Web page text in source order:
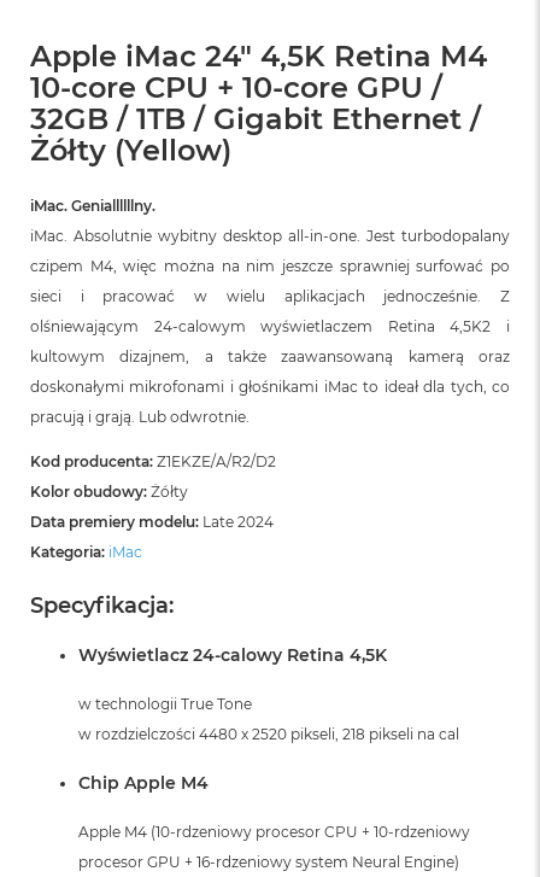
Apple iMac 24" 4,5K Retina M4
10-core CPU + 10-core GPU /
32GB / 1TB / Gigabit Ethernet /
Żółty (Yellow)
iMac. Geniallllllny.
iMac. Absolutnie wybitny desktop all‑in‑one. Jest turbodopalany
czipem M4, więc można na nim jeszcze sprawniej surfować po
sieci i pracować w wielu aplikacjach jednocześnie. Z
olśniewającym 24‑calowym wyświetlaczem Retina 4,5K2 i
kultowym dizajnem, a także zaawansowaną kamerą oraz
doskonałymi mikrofonami i głośnikami iMac to ideał dla tych, co
pracują i grają. Lub odwrotnie.
Kod producenta: Z1EKZE/A/R2/D2
Kolor obudowy: Żółty
Data premiery modelu: Late 2024
Kategoria: iMac
Specyfikacja:
Wyświetlacz 24-calowy Retina 4,5K
w technologii True Tone
w rozdzielczości 4480 x 2520 pikseli, 218 pikseli na cal
Chip Apple M4
Apple M4 (10-rdzeniowy procesor CPU + 10-rdzeniowy
procesor GPU + 16-rdzeniowy system Neural Engine)